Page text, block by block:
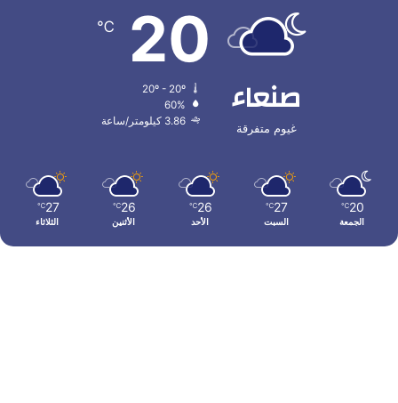
صنعاء
غيوم متفرقة
20
℃
60%
3.86 كيلومتر/ساعة
20
℃
الجمعة
27
℃
السبت
26
℃
الأحد
26
℃
الأثنين
27
℃
الثلاثاء